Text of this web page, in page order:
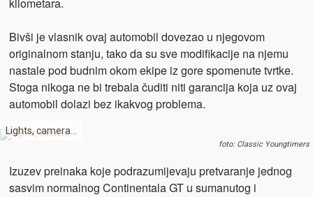
kilometara.
Bivši je vlasnik ovaj automobil dovezao u njegovom
originalnom stanju, tako da su sve modifikacije na njemu
nastale pod budnim okom ekipe iz gore spomenute tvrtke.
Stoga nikoga ne bi trebala čuditi niti garancija koja uz ovaj
automobil dolazi bez ikakvog problema.
Lights, camera…
foto: Classic Youngtimers
Izuzev preinaka koje podrazumijevaju pretvaranje jednog
sasvim normalnog Continentala GT u sumanutog i